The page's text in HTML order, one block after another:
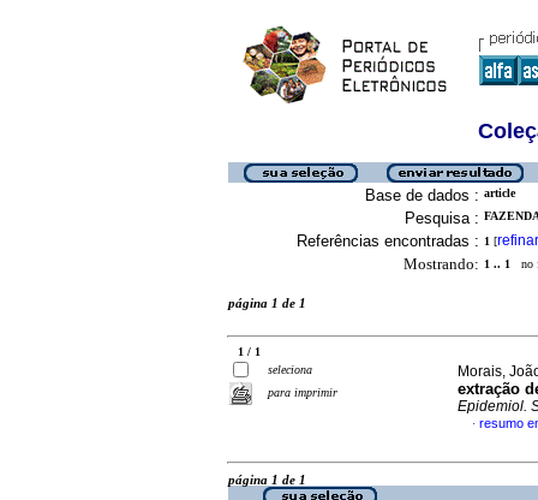
Base de dados : article
Pesquisa :
Referências encontradas : 1 [refinar
Mostrando: 1 .. 1 no
página 1 de 1
1 / 1
seleciona
para imprimir
Morais,
extração
Epidemiol.
· resumo
página 1 de 1